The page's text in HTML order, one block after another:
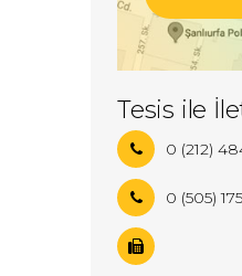
Tesis ile
0 (212)
0 (505)